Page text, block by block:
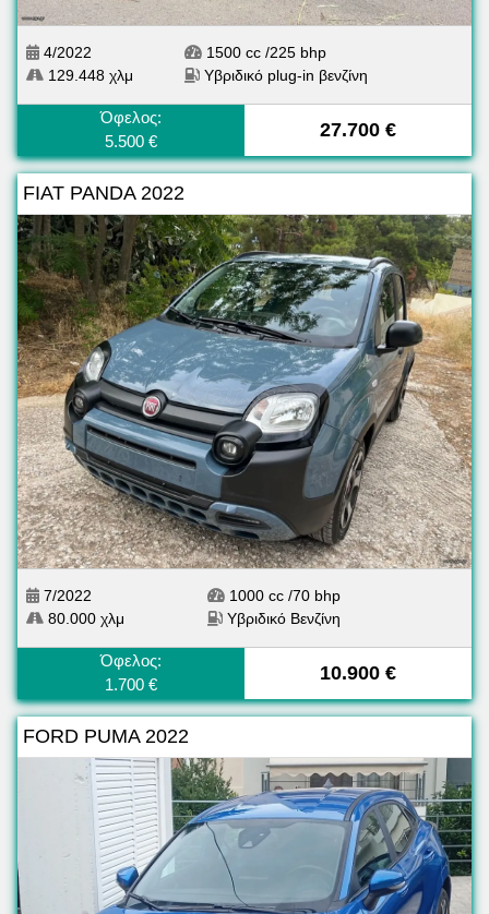
4/2022
129.448 χλμ
1500 cc /225 bhp
Υβριδικό plug-in βενζίνη
Όφελος:
5.500 €
27.700 €
FIAT PANDA 2022
7/2022
80.000 χλμ
1000 cc /70 bhp
Υβριδικό Βενζίνη
Όφελος:
1.700 €
10.900 €
FORD PUMA 2022